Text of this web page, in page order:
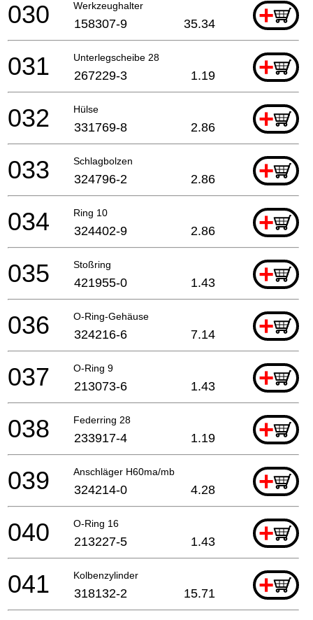
Werkzeughalter +
030 158307-9 35.34
Unterlegscheibe 28 +
031 267229-3 1.19
Hülse +
032 331769-8 2.86
Schlagbolzen +
033 324796-2 2.86
Ring 10 +
034 324402-9 2.86
Stoßring +
035 421955-0 1.43
O-Ring-Gehäuse +
036 324216-6 7.14
O-Ring 9 +
037 213073-6 1.43
Federring 28 +
038 233917-4 1.19
Anschläger H60ma/mb +
039 324214-0 4.28
O-Ring 16 +
040 213227-5 1.43
Kolbenzylinder +
041 318132-2 15.71